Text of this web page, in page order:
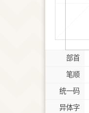
部首
笔顺
统一码
异体字